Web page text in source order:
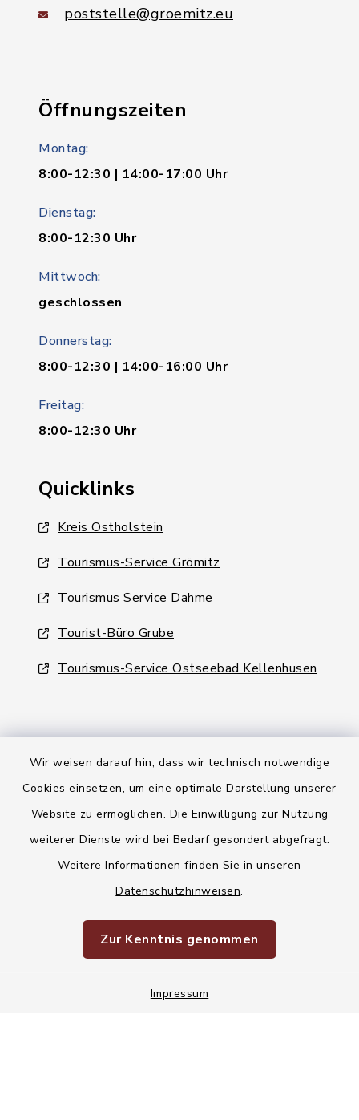
Wir weisen darauf hin, dass wir technisch notwendige
Cookies einsetzen, um eine optimale Darstellung unserer
Website zu ermöglichen. Die Einwilligung zur Nutzung
weiterer Dienste wird bei Bedarf gesondert abgefragt.
Weitere Informationen finden Sie in unseren
Datenschutzhinweisen.
Zur Kenntnis genommen
Impressum
poststelle@groemitz.eu
Öffnungszeiten
Montag:
8:00-12:30 | 14:00-17:00 Uhr
Dienstag:
8:00-12:30 Uhr
Mittwoch:
geschlossen
Donnerstag:
8:00-12:30 | 14:00-16:00 Uhr
Freitag:
8:00-12:30 Uhr
Quicklinks
Kreis Ostholstein
Tourismus-Service Grömitz
Tourismus Service Dahme
Tourist-Büro Grube
Tourismus-Service Ostseebad Kellenhusen
Kontakt
Datenschutz
Impressum
Sitemap